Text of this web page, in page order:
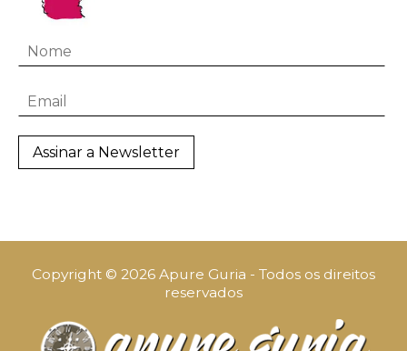
Copyright © 2026 Apure Guria - Todos os direitos
reservados